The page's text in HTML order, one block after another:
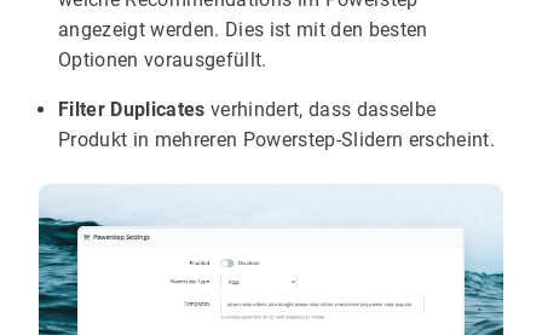
angezeigt werden. Dies ist mit den besten
Optionen vorausgefüllt.
Filter Duplicates verhindert, dass dasselbe
Produkt in mehreren Powerstep-Slidern erscheint.